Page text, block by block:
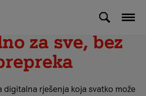
za sve, bez
digitalna rješenja koja svatko može